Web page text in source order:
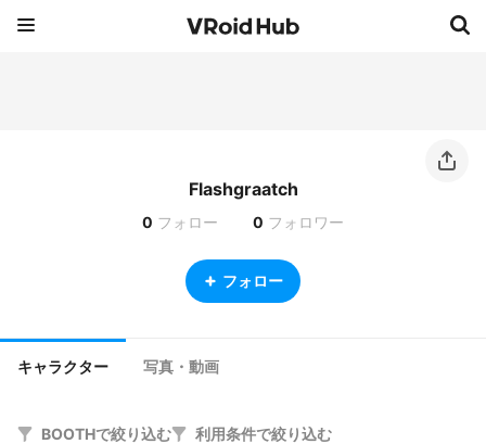
Flashgraatch
0 フォロー 0 フォロワー
フォロー
キャラクター 写真・動画
BOOTHで絞り込む 利用条件で絞り込む